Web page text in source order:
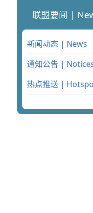
联盟要闻 |
新闻动态 | News
通知公告 |
热点推送 |